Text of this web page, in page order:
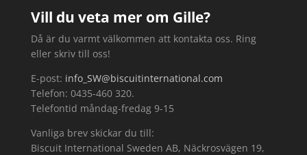
Vill du veta mer om Gille?
Då är du varmt välkommen att kontakta oss. Ring
eller skriv till oss!
E-post: info_SW@biscuitinternational.com
Telefon: 0435-460 320.
Telefontid måndag-fredag 9-15
Vanliga brev skickar du till:
Biscuit International Sweden AB, Näckrosvägen 19,